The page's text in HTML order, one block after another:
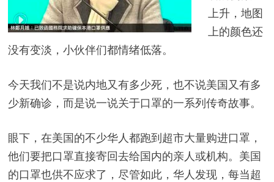
上升，地图
上的颜色还
没有变淡，小伙伴们都情绪低落。
今天我们不是说内地又有多少死，也不说美国又有多
少新确诊，而是说一说关于口罩的一系列传奇故事。
眼下，在美国的不少华人都跑到超市大量购进口罩，
他们要把口罩直接寄回去给国内的亲人或机构。美国
的口罩也供不应求了，尽管如此，华人发现，每当超